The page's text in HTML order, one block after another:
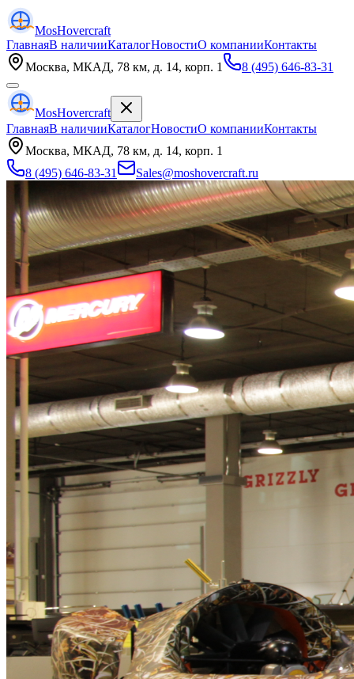
MosHovercraft
ГлавнаяВ наличииКаталогНовостиО компанииКонтакты
Москва, МКАД, 78 км, д. 14, корп. 1
8 (495) 646-83-31
MosHovercraft
ГлавнаяВ наличииКаталогНовостиО компанииКонтакты
Москва, МКАД, 78 км, д. 14, корп. 1
8 (495) 646-83-31
Sales@moshovercraft.ru